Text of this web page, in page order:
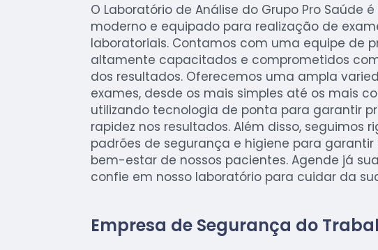
O Laboratório de Análise do Grupo Pro Saúde
moderno e equipado para realização de
laboratoriais. Contamos com uma equipe de
altamente capacitados e comprometidos
dos resultados. Oferecemos uma ampla
exames, desde os mais simples até os mais
utilizando tecnologia de ponta para garantir
rapidez nos resultados. Além disso, seguimos
padrões de segurança e higiene para garantir
bem-estar de nossos pacientes. Agende já
confie em nosso laboratório para cuidar da
Empresa de Segurança do